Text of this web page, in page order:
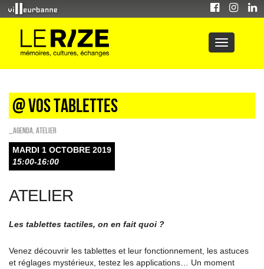
@ vos tablettes
_Agenda Atelier
MARDI 1 OCTOBRE 2019
15:00-16:00
ATELIER
Les tablettes tactiles, on en fait quoi ?
Venez découvrir les tablettes et leur fonctionnement, les astuces
et réglages mystérieux, testez les applications… Un moment